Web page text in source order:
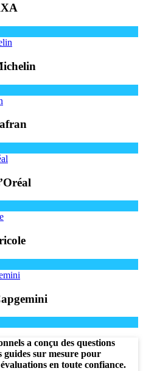
a conçu des questions
guides sur mesure pour
en toute confiance.